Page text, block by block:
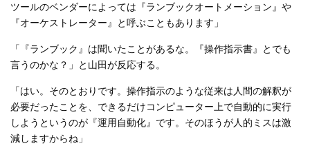
ツールのベンダーによっては『ランブックオートメーション』や
『オーケストレーター』と呼ぶこともあります」
「『ランブック』は聞いたことがあるな。『操作指示書』とでも
言うのかな？」と山田が反応する。
「はい。そのとおりです。操作指示のような従来は人間の解釈が
必要だったことを、できるだけコンピューター上で自動的に実行
しようというのが『運用自動化』です。そのほうが人的ミスは激
減しますからね」